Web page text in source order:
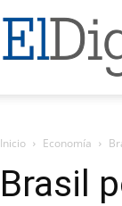
El
Digital
Neuquen
Inicio Economía
Brasil